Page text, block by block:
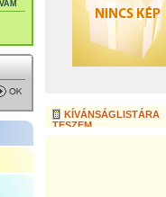
KÍVÁNSÁGLISTÁRA
TESZEM